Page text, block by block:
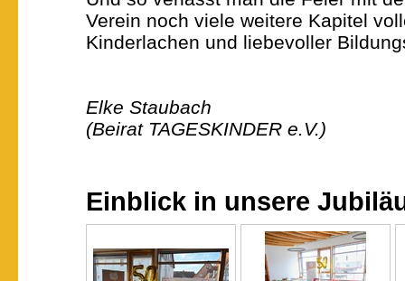
Verein noch viele weitere Kapitel
Kinderlachen und liebevoller
Elke Staubach
(Beirat TAGESKINDER e.V.)
Einblick in unsere